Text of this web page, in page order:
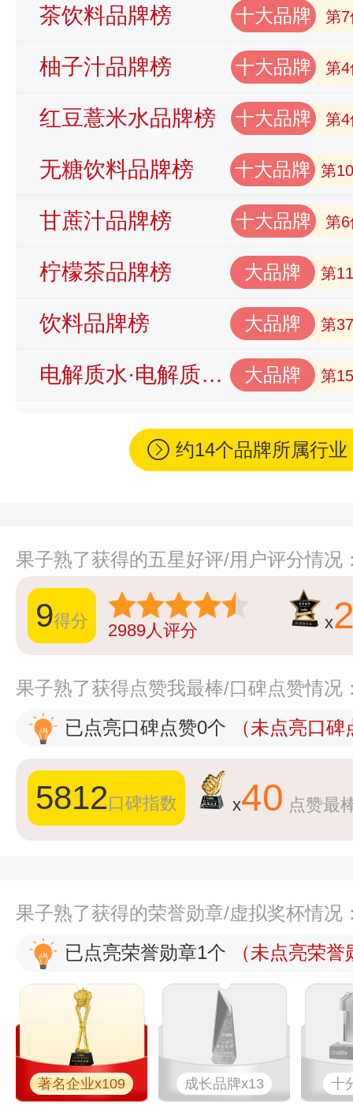
茶饮料品牌榜 十大品牌 第7
柚子汁品牌榜 十大品牌 第4
红豆薏米水品牌榜 十大品牌 第4
无糖饮料品牌榜 十大品牌 第
甘蔗汁品牌榜 十大品牌 第6
柠檬茶品牌榜 大品牌 第
饮料品牌榜 大品牌 第
电解质水·电解质饮料品牌榜 大品牌 第
约14个品牌所属行
果子熟了获得的五星好评/用户评分情况
9得分 2989人评分 x
果子熟了获得点赞我最棒/口碑点赞情况
已点亮口碑点赞0个
（未点亮口
5812口碑指数 x40 点赞最
果子熟了获得的荣誉勋章/虚拟奖杯情况
已点亮荣誉勋章1个
（未点亮荣
著名企业x109 成长品牌x13 十